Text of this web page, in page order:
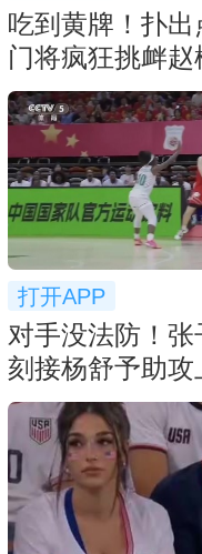
吃到黄牌！扑
门将疯狂挑衅赵
打开APP
对手没法防！
刻接杨舒予助攻
基本杀死比赛